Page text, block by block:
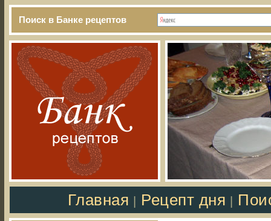
Поиск в Банке рецептов
Главная Рецепт дня